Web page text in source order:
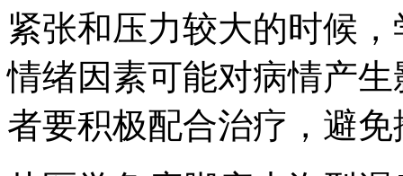
紧张和压力较大的时候
情绪因素可能对病情产
者要积极配合治疗，避